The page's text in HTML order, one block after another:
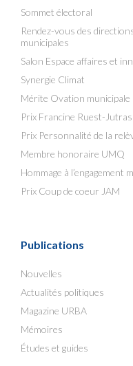
Sommet électoral
Rendez-vous des
municipales
Salon Espace affaires et
Synergie Climat
Mérite Ovation municipale
Prix Francine Ruest-Jutras
Prix Personnalité de la
Membre honoraire UMQ
Hommage à l’engagement
Prix Coup de coeur JAM
Publications
Nouvelles
Actualités politiques
Magazine URBA
Mémoires
Études et guides